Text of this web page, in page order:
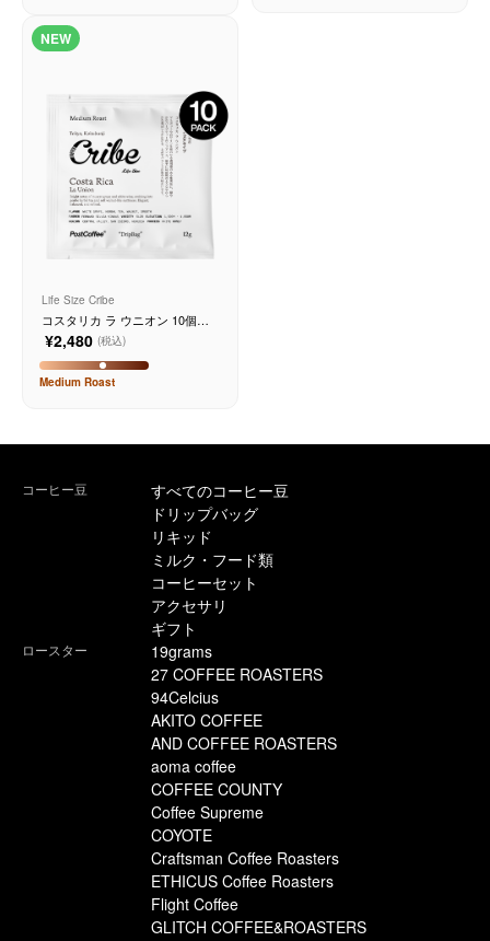
NEW
Life Size Cribe
コスタリカ ラ ウニオン 10個入
り
¥2,480 (税込)
Medium Roast
コーヒー豆
すべてのコーヒー豆
ドリップバッグ
リキッド
ミルク・フード類
コーヒーセット
アクセサリ
ギフト
ロースター
19grams
27 COFFEE ROASTERS
94Celcius
AKITO COFFEE
AND COFFEE ROASTERS
aoma coffee
COFFEE COUNTY
Coffee Supreme
COYOTE
Craftsman Coffee Roasters
ETHICUS Coffee Roasters
Flight Coffee
GLITCH COFFEE&ROASTERS